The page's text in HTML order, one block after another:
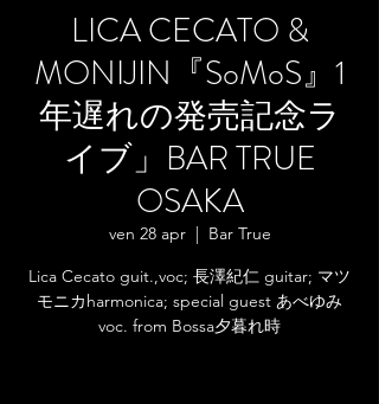
LICA CECATO &
MONIJIN『SoMoS』1
年遅れの発売記念ラ
イブ」BAR TRUE
OSAKA
ven 28 apr
  |
Bar True
Lica Cecato guit.,voc; 長澤紀仁 guitar; マツ
モニカharmonica; special guest あべゆみ
voc. from Bossa夕暮れ時